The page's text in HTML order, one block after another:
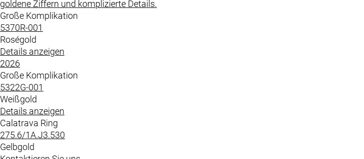
Große Komplikation
5370R​-001
Roségold
Details anzeigen
2026
Große Komplikation
5322G​-001
Weißgold
Details anzeigen
Calatrava Ring
275.6​/1A.J3.530
Gelbgold